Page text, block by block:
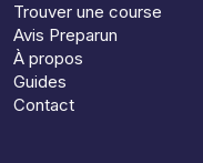
Trouver une course
Avis Preparun
À propos
Guides
Contact